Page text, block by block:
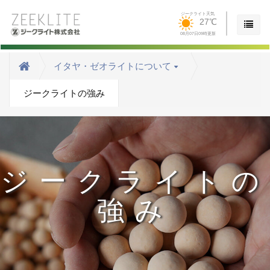
ジークライト天気
27℃
08月07日09時更新
イタヤ・ゼオライトについて
ジークライトの強み
ジークライトの
強み